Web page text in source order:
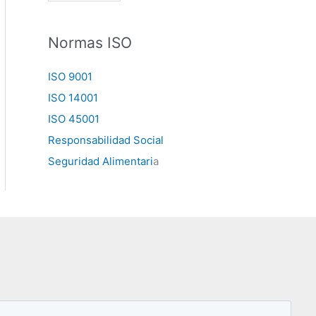
Normas ISO
ISO 9001
ISO 14001
ISO 45001
Responsabilidad Social
Seguridad Alimentaria